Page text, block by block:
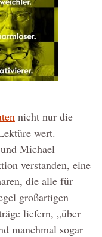
nicht nur die
wert.
Michael
verstanden, eine
die alle für
großartigen
liefern, „über
manchmal sogar